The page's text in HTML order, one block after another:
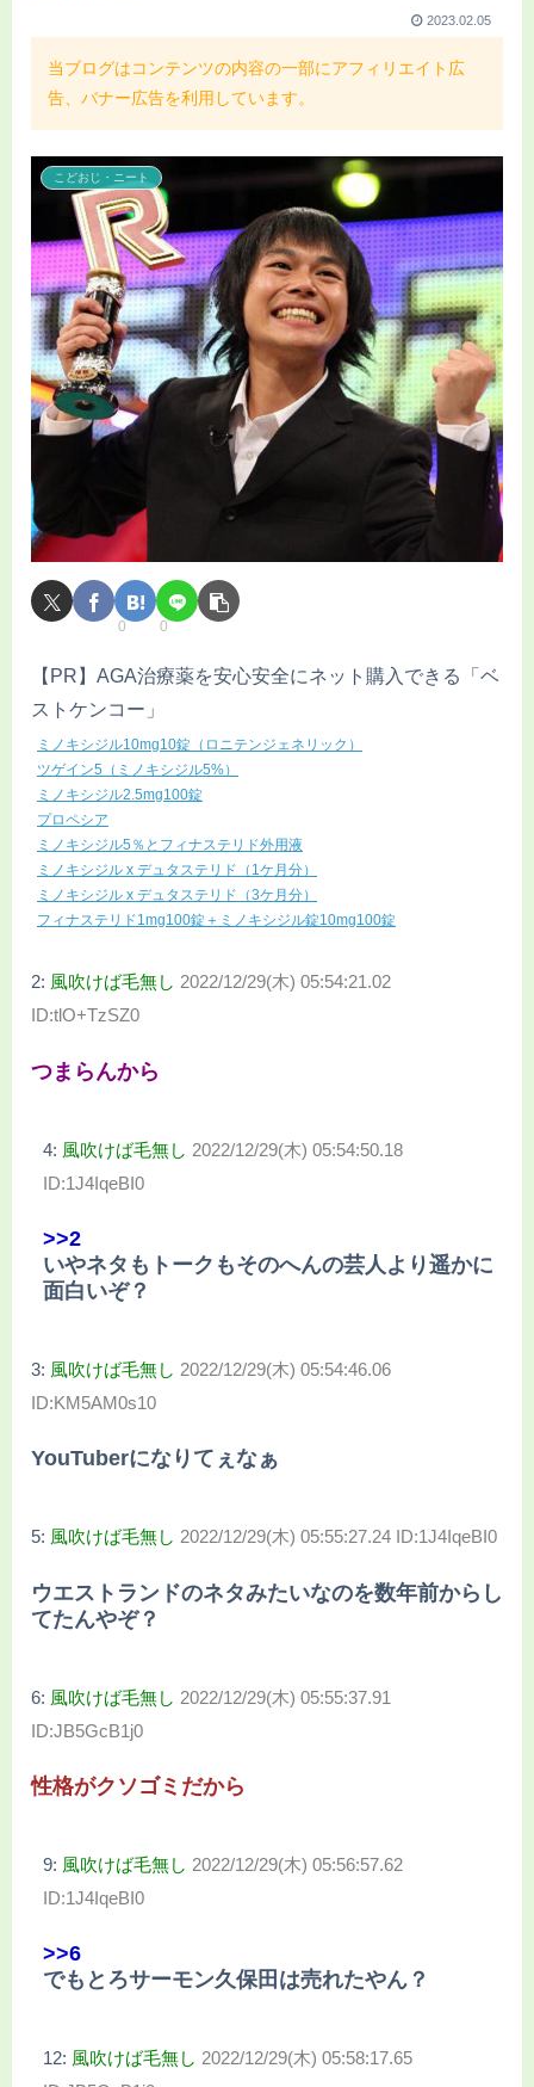
2023.02.05
当ブログはコンテンツの内容の一部にアフィリエイト広
告、バナー広告を利用しています。
こどおじ・ニート
0 0
【PR】AGA治療薬を安心安全にネット購入できる「ベ
ストケンコー」
ミノキシジル10mg10錠（ロニテンジェネリック）
ツゲイン5（ミノキシジル5%）
ミノキシジル2.5mg100錠
プロペシア
ミノキシジル5％とフィナステリド外用液
ミノキシジル x デュタステリド（1ケ月分）
ミノキシジル x デュタステリド（3ケ月分）
フィナステリド1mg100錠＋ミノキシジル錠10mg100錠
2: 風吹けば毛無し 2022/12/29(木) 05:54:21.02
ID:tlO+TzSZ0
つまらんから
4: 風吹けば毛無し 2022/12/29(木) 05:54:50.18
ID:1J4IqeBI0
>>2
いやネタもトークもそのへんの芸人より遥かに
面白いぞ？
3: 風吹けば毛無し 2022/12/29(木) 05:54:46.06
ID:KM5AM0s10
YouTuberになりてぇなぁ
5: 風吹けば毛無し 2022/12/29(木) 05:55:27.24 ID:1J4IqeBI0
ウエストランドのネタみたいなのを数年前からし
てたんやぞ？
6: 風吹けば毛無し 2022/12/29(木) 05:55:37.91
ID:JB5GcB1j0
性格がクソゴミだから
9: 風吹けば毛無し 2022/12/29(木) 05:56:57.62
ID:1J4IqeBI0
>>6
でもとろサーモン久保田は売れたやん？
12: 風吹けば毛無し 2022/12/29(木) 05:58:17.65